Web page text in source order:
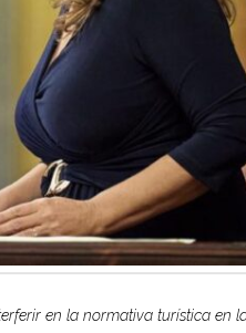
en la normativa turística en